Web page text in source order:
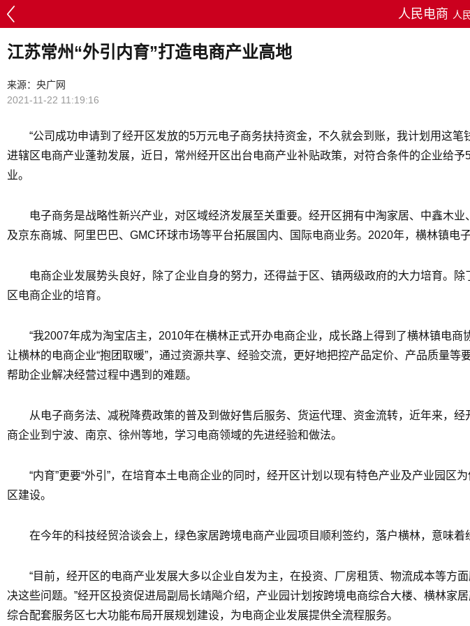
人民电商 人
江苏常州“外引内育”打造电商产业高地
来源：央广网
2021-11-22 11:19:16
“公司成功申请到了经开区发放的5万元电子商务扶持资金，不久就会到账，我计划用这
进辖区电商产业蓬勃发展，近日，常州经开区出台电商产业补贴政策，对符合条件的企业给
业。
电子商务是战略性新兴产业，对区域经济发展至关重要。经开区拥有中淘家居、中鑫木
及京东商城、阿里巴巴、GMC环球市场等平台拓展国内、国际电商业务。2020年，横林镇电
电商企业发展势头良好，除了企业自身的努力，还得益于区、镇两级政府的大力培育。
区电商企业的培育。
“我2007年成为淘宝店主，2010年在横林正式开办电商企业，成长路上得到了横林镇电
让横林的电商企业“抱团取暖”，通过资源共享、经验交流，更好地把控产品定价、产品质量
帮助企业解决经营过程中遇到的难题。
从电子商务法、减税降费政策的普及到做好售后服务、货运代理、资金流转，近年来，
商企业到宁波、南京、徐州等地，学习电商领域的先进经验和做法。
“内育”更要“外引”，在培育本土电商企业的同时，经开区计划以现有特色产业及产业园
区建设。
在今年的科技经贸洽谈会上，绿色家居跨境电商产业园项目顺利签约，落户横林，意味
“目前，经开区的电商产业发展大多以企业自发为主，在投资、厂房租赁、物流成本等
决这些问题。”经开区投资促进局副局长靖飚介绍，产业园计划按跨境电商综合大楼、横林家
综合配套服务区七大功能布局开展规划建设，为电商企业发展提供全流程服务。